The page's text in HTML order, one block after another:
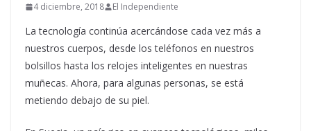
4 diciembre, 2018 El Independiente
La tecnología continúa acercándose cada vez más a
nuestros cuerpos, desde los teléfonos en nuestros
bolsillos hasta los relojes inteligentes en nuestras
muñecas. Ahora, para algunas personas, se está
metiendo debajo de su piel.